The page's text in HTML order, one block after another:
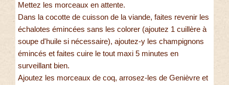
Mettez les morceaux en attente.
Dans la cocotte de cuisson de la viande, faites revenir les
échalotes émincées sans les colorer (ajoutez 1 cuillère à
soupe d'huile si nécessaire), ajoutez-y les champignons
émincés et faites cuire le tout maxi 5 minutes en
surveillant bien.
Ajoutez les morceaux de coq, arrosez-les de Genièvre et